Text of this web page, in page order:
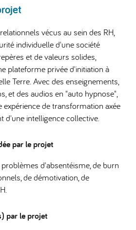
vécus au sein des RH,
individuelle d'une société
et de valeurs solides,
plateforme privée d'initiation à
Terre. Avec des enseignements,
et des audios en "auto hypnose",
expérience de transformation axée
d'une intelligence collective.
par le projet
d'absentéisme, de burn
de démotivation, de
par le projet